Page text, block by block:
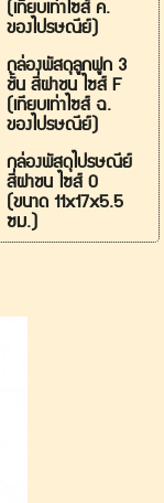
(เทียบเท่าไซส์ ค.
ของไปรษณีย์)
กล่องพัสดุลูกฟูก 3
ชั้น สี่ฝาชน ไซส์ F
(เทียบเท่าไซส์ ฉ.
ของไปรษณีย์)
กล่องพัสดุไปรษณีย์
สี่ฝาชน ไซส์ 0
(ขนาด 11x17x5.5
ซม.)